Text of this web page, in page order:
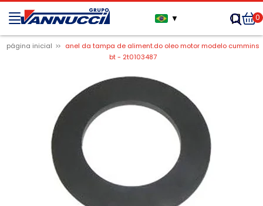
▼ 0
página inicial
anel da tampa de aliment.do oleo motor modelo cummins
bt - 2t0103487